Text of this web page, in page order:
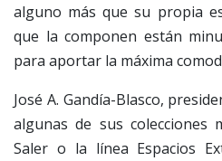
alguno más que su propia
que la componen están
para aportar la máxima
José A. Gandía-Blasco,
algunas de sus colecciones
Saler o la línea Espacios